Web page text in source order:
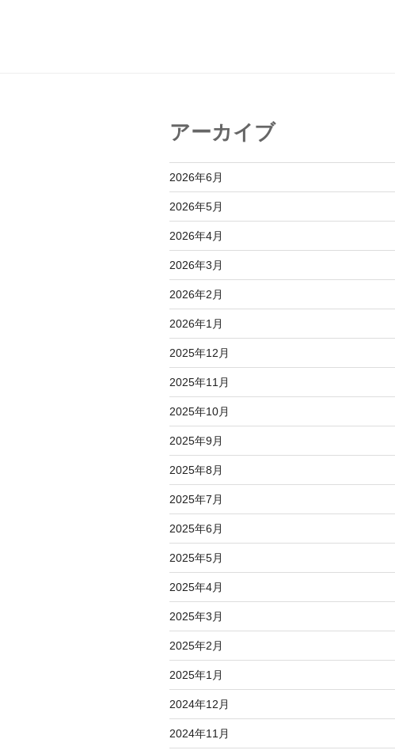
シ
ョ
ン
アーカイブ
2026年6月
2026年5月
2026年4月
2026年3月
2026年2月
2026年1月
2025年12月
2025年11月
2025年10月
2025年9月
2025年8月
2025年7月
2025年6月
2025年5月
2025年4月
2025年3月
2025年2月
2025年1月
2024年12月
2024年11月